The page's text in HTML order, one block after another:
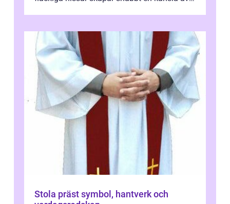
Stola präst symbol, hantverk och